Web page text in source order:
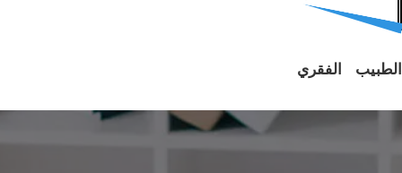
الطبيب الفقري